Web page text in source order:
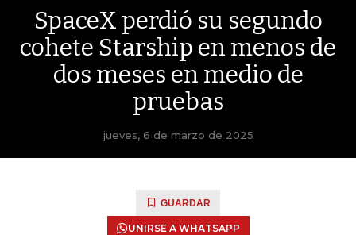
SpaceX perdió su segundo
cohete Starship en menos de
dos meses en medio de
pruebas
jueves, 6 de marzo de 2025
GUARDAR
UNIRSE A WHATSAPP